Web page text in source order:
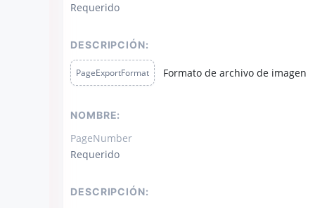
Requerido
DESCRIPCIÓN:
PageExportFormat Formato de archivo de imagen
NOMBRE:
PageNumber
Requerido
DESCRIPCIÓN: